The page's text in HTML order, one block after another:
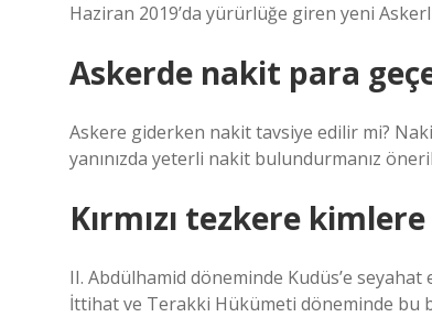
Haziran 2019’da yürürlüğe giren yeni
Askerde nakit para
Askere giderken nakit tavsiye edilir mi?
yanınızda yeterli nakit bulundurmanız
Kırmızı tezkere
II. Abdülhamid döneminde Kudüs’e
İttihat ve Terakki Hükümeti döneminde bu